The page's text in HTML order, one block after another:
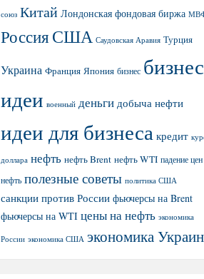
союз Китай Лондонская фондовая биржа
РоссияСША Саудовская Аравия Турция
Украина Франция Япония бизнес бизнес
идеи военный деньги добыча нефти
идеи для бизнеса кредит
доллара нефть нефть Brent нефть WTI падение
нефть полезные советы политика США
санкции против России фьючерсы на Brent
фьючерсы на WTI цены на нефть экономика
России экономика США экономика